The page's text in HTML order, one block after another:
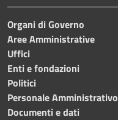
Organi di Governo
Aree Amministrative
Uffici
Enti e fondazioni
Politici
Personale Amministrativo
Documenti e dati